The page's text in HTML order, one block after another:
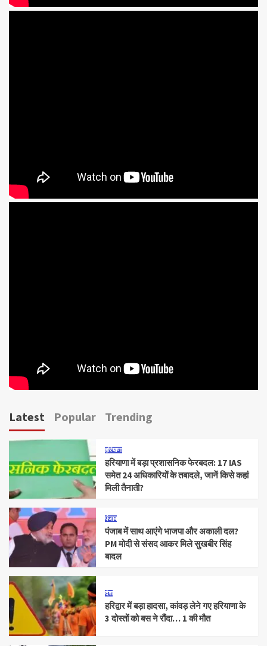
Latest Popular Trending
हरियाणा
हरियाणा में बड़ा प्रशासनिक फेरबदल: 17 IAS
समेत 24 अधिकारियों के तबादले, जानें किसे कहां
मिली तैनाती?
पंजाब
पंजाब में साथ आएंगे भाजपा और अकाली दल?
PM मोदी से संसद आकर मिले सुखबीर सिंह
बादल
देश
हरिद्वार में बड़ा हादसा, कांवड़ लेने गए हरियाणा के
3 दोस्तों को बस ने रौंदा… 1 की मौत